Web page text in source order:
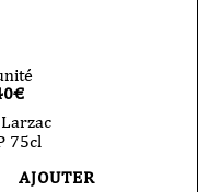
€
75cl
AJOUTER